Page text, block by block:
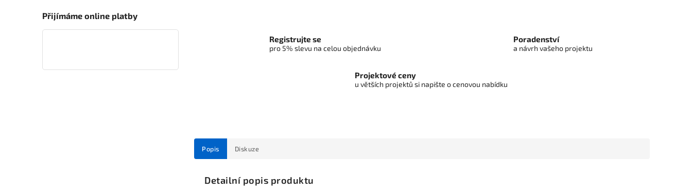
Přijímáme online platby
Registrujte se
pro 5% slevu na celou objednávku
Poradenství
a návrh vašeho projektu
Projektové ceny
u větších projektů si napište o cenovou nabídku
Popis Diskuze
Detailní popis produktu